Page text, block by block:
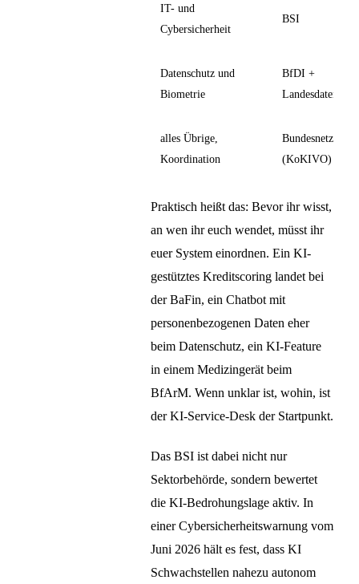
IT- und
Cybersicherheit
BSI
Datenschutz und
Biometrie
BfDI +
alles Übrige,
Koordination
(KoKIVO)
Praktisch heißt das: Bevor ihr wisst,
an wen ihr euch wendet, müsst ihr
euer System einordnen. Ein KI-
gestütztes Kreditscoring landet bei
der BaFin, ein Chatbot mit
personenbezogenen Daten eher
beim Datenschutz, ein KI-Feature
in einem Medizingerät beim
BfArM. Wenn unklar ist, wohin, ist
der KI-Service-Desk der Startpunkt.
Das BSI ist dabei nicht nur
Sektorbehörde, sondern bewertet
die KI-Bedrohungslage aktiv. In
einer Cybersicherheitswarnung vom
Juni 2026 hält es fest, dass KI
Schwachstellen nahezu autonom